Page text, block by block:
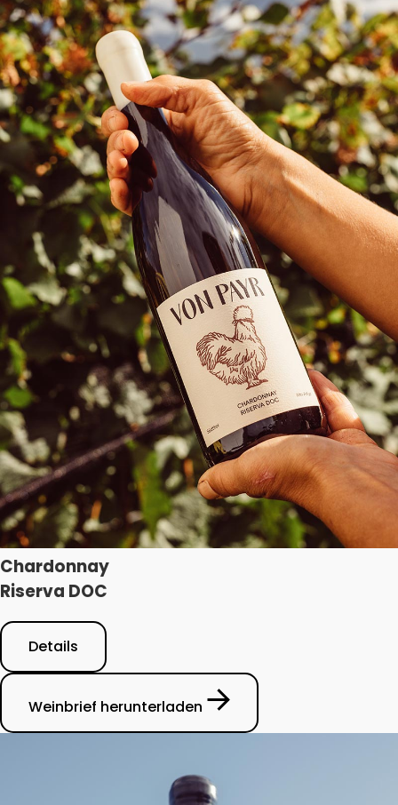
Chardonnay
Riserva DOC
Details
Weinbrief herunterladen